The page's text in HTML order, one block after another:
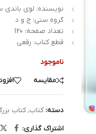
نویسنده: لوی باندی
گروه سنی: ج و د
تعداد صفحه: 120
قطع كتاب: رقعی
ناموجود
مقایسه
دسته: کتاب, کتاب
اشتراک گذاری: